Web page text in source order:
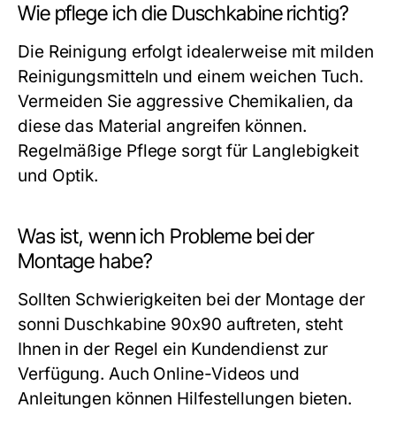
Wie pflege ich die Duschkabine richtig?
Die Reinigung erfolgt idealerweise mit milden
Reinigungsmitteln und einem weichen Tuch.
Vermeiden Sie aggressive Chemikalien, da
diese das Material angreifen können.
Regelmäßige Pflege sorgt für Langlebigkeit
und Optik.
Was ist, wenn ich Probleme bei der
Montage habe?
Sollten Schwierigkeiten bei der Montage der
sonni Duschkabine 90x90 auftreten, steht
Ihnen in der Regel ein Kundendienst zur
Verfügung. Auch Online-Videos und
Anleitungen können Hilfestellungen bieten.